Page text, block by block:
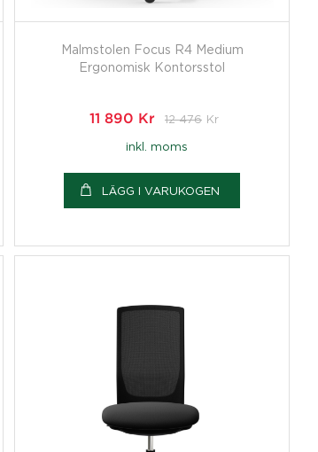
Malmstolen Focus R4 Medium
Ergonomisk Kontorsstol
11 890 Kr 12 476 Kr
inkl. moms
LÄGG I VARUKOGEN